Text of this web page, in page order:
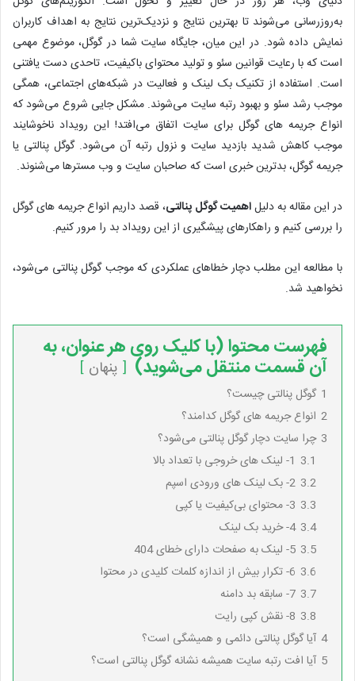
به‌روزرسانی می‌شوند تا بهترین نتایج و نزدیک‌ترین نتایج به اهداف کاربران
نمایش داده شود. در این میان، جایگاه سایت شما در گوگل، موضوع مهمی
است که با رعایت قوانین سئو و تولید محتوای باکیفیت، تاحدی دست یافتنی
است. استفاده از تکنیک بک لینک و فعالیت در شبکه‌های اجتماعی، همگی
موجب رشد سئو و بهبود رتبه سایت می‌شوند. مشکل جایی شروع می‌شود که
انواع جریمه های گوگل برای سایت اتفاق می‌افتد! این رویداد ناخوشایند
موجب کاهش شدید بازدید سایت و نزول رتبه آن می‌شود. گوگل پنالتی یا
جریمه گوگل، بدترین خبری است که صاحبان سایت و وب مسترها می‌شنوند.
در این مقاله به دلیلاهمیت گوگل پنالتی، قصد داریم انواع جریمه های گوگل
را بررسی کنیم و راهکارهای پیشگیری از این رویداد بد را مرور کنیم.
با مطالعه این مطلب دچار خطاهای عملکردی که موجب گوگل پنالتی می‌شود،
نخواهید شد.
فهرست محتوا (با کلیک روی هر عنوان، به
آن قسمت منتقل می‌شوید) پنهان
1 گوگل پنالتی چیست؟
2 انواع جریمه های گوگل کدامند؟
3 چرا سایت دچار گوگل پنالتی می‌شود؟
3.1 1- لینک های خروجی با تعداد بالا
3.2 2- بک لینک های ورودی اسپم
3.3 3- محتوای بی‌کیفیت یا کپی
3.4 4- خرید بک لینک
3.5 5- لینک به صفحات دارای خطای 404
3.6 6- تکرار بیش از اندازه کلمات کلیدی در محتوا
3.7 7- سابقه بد دامنه
3.8 8- نقش کپی رایت
4 آیا گوگل پنالتی دائمی و همیشگی است؟
5 آیا افت رتبه سایت همیشه نشانه گوگل پنالتی است؟